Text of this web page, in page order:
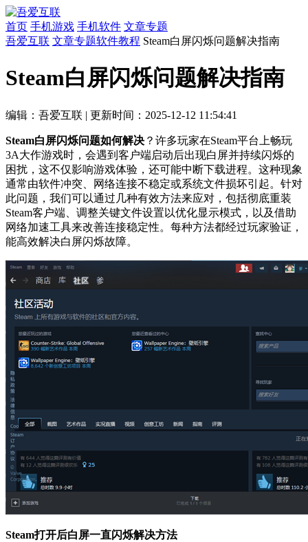
首页 手机游戏 手机软件 文章专题
吾爱互联 文章专题软件教程 Steam白屏闪烁问题解决指南
Steam白屏闪烁问题解决指南
编辑：吾爱互联 | 更新时间：2025-12-12 11:54:41
Steam白屏闪烁问题如何解决 ？许多玩家在Steam平台上畅玩
3A大作游戏时，会遇到客户端启动后出现白屏并持续闪烁的
困扰，这不仅影响游戏体验，还可能中断下载进程。这种现象
通常由软件冲突、网络连接不稳定或系统文件损坏引起。针对
此问题，我们可以通过几种有效方法来应对，包括彻底重装
Steam客户端、调整关键文件设置以优化显示模式，以及借助
网络加速工具来改善连接稳定性。每种方法都经过玩家验证，
能高效解决白屏闪烁故障。
Steam打开后白屏一直闪烁解决方法